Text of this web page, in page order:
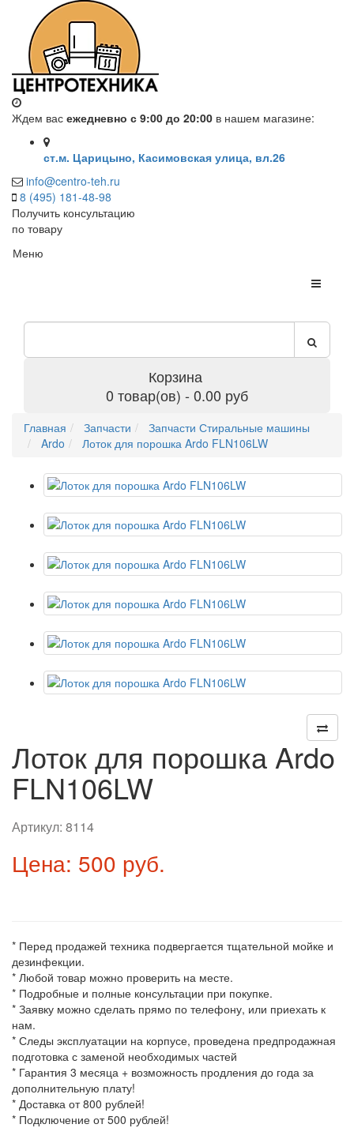
Ждем вас ежедневно с 9:00 до 20:00 в нашем магазине:
ст.м. Царицыно, Касимовская улица, вл.26
info@centro-teh.ru
8 (495) 181-48-98
Получить консультацию
по товару
Меню
Корзина
0 товар(ов) - 0.00 руб
Главная Запчасти
Запчасти Стиральные машины
Ardo
Лоток для порошка Ardo FLN106LW
Лоток для порошка Ardo
FLN106LW
Артикул: 8114
Цена: 500 руб.
* Перед продажей техника подвергается тщательной мойке и
дезинфекции.
* Любой товар можно проверить на месте.
* Подробные и полные консультации при покупке.
* Заявку можно сделать прямо по телефону, или приехать к
нам.
* Следы эксплуатации на корпусе, проведена предпродажная
подготовка с заменой необходимых частей
* Гарантия 3 месяца + возможность продления до года за
дополнительную плату!
* Доставка от 800 рублей!
* Подключение от 500 рублей!